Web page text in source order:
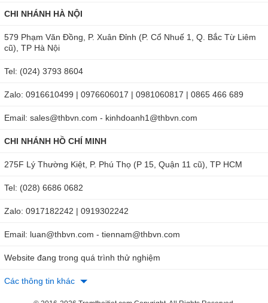
CHI NHÁNH HÀ NỘI
579 Phạm Văn Đồng, P. Xuân Đỉnh (P. Cổ Nhuế 1, Q. Bắc Từ Liêm
cũ), TP Hà Nội
Tel: (024) 3793 8604
Zalo: 0916610499 | 0976606017 | 0981060817 | 0865 466 689
Email: sales@thbvn.com - kinhdoanh1@thbvn.com
CHI NHÁNH HỒ CHÍ MINH
275F Lý Thường Kiệt, P. Phú Thọ (P 15, Quận 11 cũ), TP HCM
Tel: (028) 6686 0682
Zalo: 0917182242 | 0919302242
Email: luan@thbvn.com - tiennam@thbvn.com
Website đang trong quá trình thử nghiệm
Các thông tin khác